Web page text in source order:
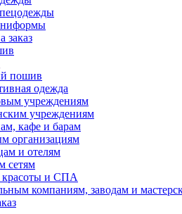
заказ
пошив
одежда
учреждениям
учреждениям
кафе и барам
организациям
и отелям
сетям
красоты и СПА
компаниям, заводам и